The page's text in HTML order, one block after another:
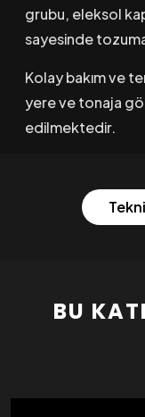
grubu, eleksol
sayesinde
Kolay bakım ve
yere ve tonaja
edilmektedir.
BU